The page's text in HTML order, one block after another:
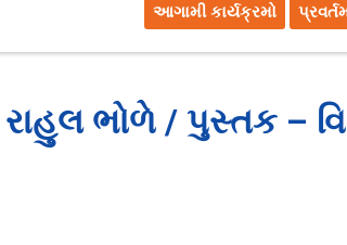
આગામી કાર્યક્રમો
ભોળે / પુસ્તક –